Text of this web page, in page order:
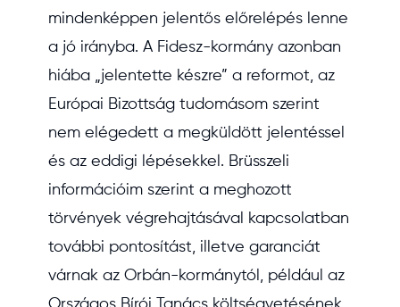
mindenképpen jelentős előrelépés lenne
a jó irányba. A Fidesz-kormány azonban
hiába „jelentette készre” a reformot, az
Európai Bizottság tudomásom szerint
nem elégedett a megküldött jelentéssel
és az eddigi lépésekkel. Brüsszeli
információim szerint a meghozott
törvények végrehajtásával kapcsolatban
további pontosítást, illetve garanciát
várnak az Orbán-kormánytól, például az